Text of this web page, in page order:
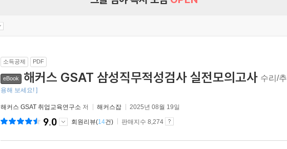
소득공제 PDF
eBook 해커스 GSAT 삼성직무적성검사 실전모의고사 수리/
용해 보세요! ]
해커스 GSAT 취업교육연구소 저 해커스잡 2025년 08월 19일
9.0 회원리뷰(14건) 판매지수 8,274